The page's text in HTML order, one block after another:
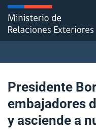
Click acá para ir
Ministerio
Política Exterior
Presidente
embajadores
y asciende a